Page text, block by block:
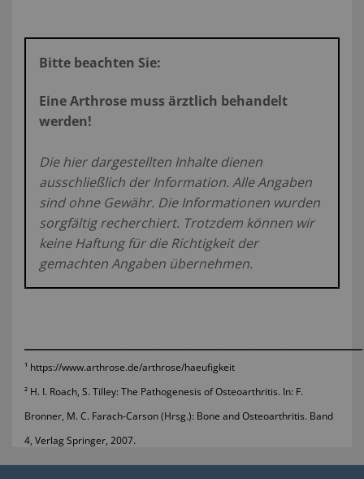
Bitte beachten Sie:
Eine Arthrose muss ärztlich behandelt
werden!
Die hier dargestellten Inhalte dienen
ausschließlich der Information. Alle Angaben
sind ohne Gewähr. Die Informationen wurden
sorgfältig recherchiert. Trotzdem können wir
keine Haftung für die Richtigkeit der
gemachten Angaben übernehmen.
¹ https://www.arthrose.de/arthrose/haeufigkeit
² H. I. Roach, S. Tilley: The Pathogenesis of Osteoarthritis. In: F.
Bronner, M. C. Farach-Carson (Hrsg.): Bone and Osteoarthritis. Band
4, Verlag Springer, 2007.